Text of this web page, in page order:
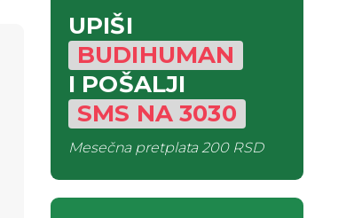
UPIŠI
BUDIHUMAN
I POŠALJI
SMS NA3030
Mesečna pretplata200 RSD